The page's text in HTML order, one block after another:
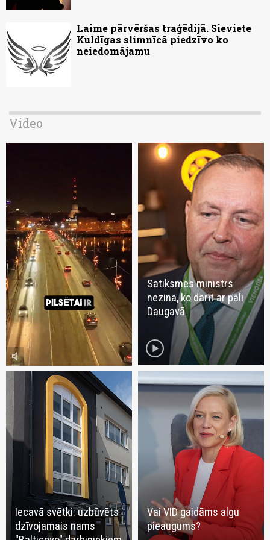
Laime pārvēršas traģēdijā. Sieviete
Kuldīgas slimnīcā piedzīvo ko
neiedomājamu
Video
volume_mute
Satiksmes ministrs
nezina, ko darīt ar pāli
Daugavā
play_circle
Iecavā svētki: uzbūvēts
dzīvojamais nams
Vai VID gaidāms algu
pieaugums?